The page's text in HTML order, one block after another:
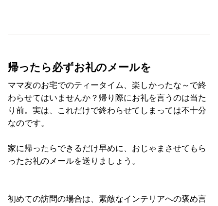
帰ったら必ずお礼のメールを
ママ友のお宅でのティータイム、楽しかったな～で終
わらせてはいませんか？帰り際にお礼を言うのは当た
り前。実は、これだけで終わらせてしまっては不十分
なのです。
家に帰ったらできるだけ早めに、おじゃまさせてもら
ったお礼のメールを送りましょう。
初めての訪問の場合は、素敵なインテリアへの褒め言